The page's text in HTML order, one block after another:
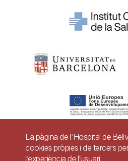
La pàgina de l'Hospital de
cookies pròpies i de tercers
l’experiència de l’usuari.